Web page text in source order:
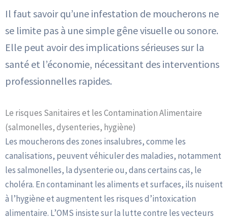
Il faut savoir qu’une infestation de moucherons ne
se limite pas à une simple gêne visuelle ou sonore.
Elle peut avoir des implications sérieuses sur la
santé et l’économie, nécessitant des interventions
professionnelles rapides.
Le risques Sanitaires et les Contamination Alimentaire
(salmonelles, dysenteries, hygiène)
Les moucherons des zones insalubres, comme les
canalisations, peuvent véhiculer des maladies, notamment
les salmonelles, la dysenterie ou, dans certains cas, le
choléra. En contaminant les aliments et surfaces, ils nuisent
à l’hygiène et augmentent les risques d’intoxication
alimentaire. L’OMS insiste sur la lutte contre les vecteurs